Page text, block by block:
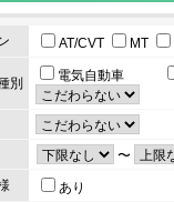
AT/CVT MT
別 電気自動車
〜
あり